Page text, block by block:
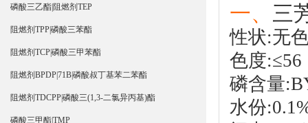
磷酸三乙酯|阻燃剂TEP
阻燃剂TPP|磷酸三苯酯
阻燃剂TCP|磷酸三甲苯酯
阻燃剂BPDP|71B|磷酸叔丁基苯二苯酯
阻燃剂TDCPP|磷酸三(1,3-二氯异丙基)酯
磷酸三甲酯|TMP
一、 三
性状:无
色度:≤56
磷含量
水份